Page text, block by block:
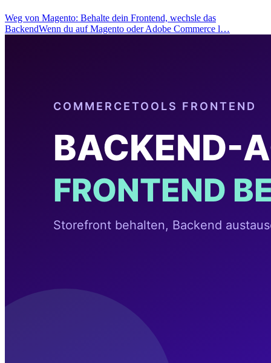
Weg von Magento: Behalte dein Frontend, wechsle das
BackendWenn du auf Magento oder Adobe Commerce l…